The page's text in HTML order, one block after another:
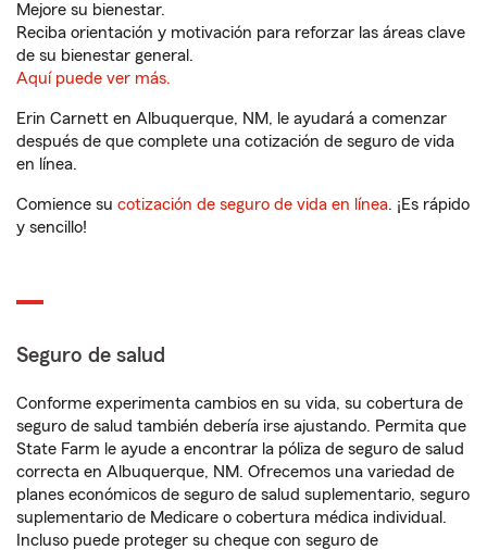
Mejore su bienestar.
Reciba orientación y motivación para reforzar las áreas clave
de su bienestar general.
Aquí puede ver más.
Erin Carnett en Albuquerque, NM, le ayudará a comenzar
después de que complete una cotización de seguro de vida
en línea.
Comience su cotización de seguro de vida en línea. ¡Es rápido
y sencillo!
Seguro de salud
Conforme experimenta cambios en su vida, su cobertura de
seguro de salud también debería irse ajustando. Permita que
State Farm le ayude a encontrar la póliza de seguro de salud
correcta en Albuquerque, NM. Ofrecemos una variedad de
planes económicos de seguro de salud suplementario, seguro
suplementario de Medicare o cobertura médica individual.
Incluso puede proteger su cheque con seguro de